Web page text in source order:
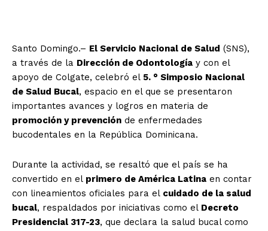
Santo Domingo.– El Servicio Nacional de Salud (SNS),
a través de la Dirección de Odontología y con el
apoyo de Colgate, celebró el 5. ° Simposio Nacional
de Salud Bucal, espacio en el que se presentaron
importantes avances y logros en materia de
promoción y prevención de enfermedades
bucodentales en la República Dominicana.
Durante la actividad, se resaltó que el país se ha
convertido en el primero de América Latina en contar
con lineamientos oficiales para el cuidado de la salud
bucal, respaldados por iniciativas como el Decreto
Presidencial 317-23, que declara la salud bucal como